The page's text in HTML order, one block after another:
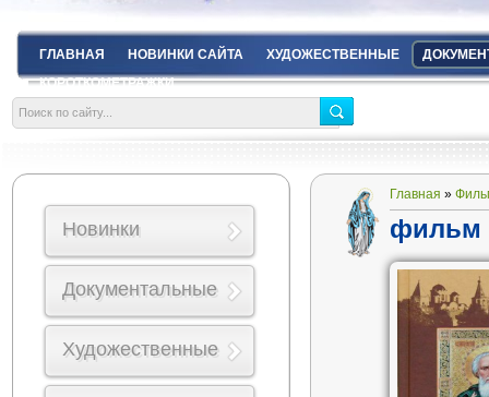
ГЛАВНАЯ НОВИНКИ САЙТА ХУДОЖЕСТВЕННЫЕ
КОРОТКОМЕТРАЖКИ
Главная »
фильм
Новинки
Документальные
Художественные